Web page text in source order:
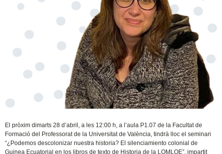
El pròxim dimarts 28 d’abril, a les 12:00 h, a l’aula P1.07 de la Facultat de
Formació del Professorat de la Universitat de València, tindrà lloc el seminari
“¿Podemos descolonizar nuestra historia? El silenciamiento colonial de
Guinea Ecuatorial en los libros de texto de Historia de la LOMLOE”, impartit